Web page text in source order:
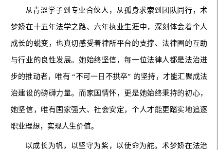
从青涩学子到专业合伙人，从孤身求索到团队同行，术
梦娇在十五年法学之路、六年执业生涯中，深刻体会着个人
成长的蜕变，也真切感受着律所平台的支撑、法律圈的互助
与行业的良性发展。她始终坚信，每一位法律人都是法治进
步的推动者，唯有 “不可一日不拱卒” 的坚持，才能汇聚成法
治建设的磅礴力量。而家国情怀，更是她始终秉持的初心，
她坚信，唯有国家强大、社会安定，个人才能更踏实地追逐
职业理想，实现人生价值。
以成长为帆，以坚守为桨，以使命为舵。术梦娇在法治